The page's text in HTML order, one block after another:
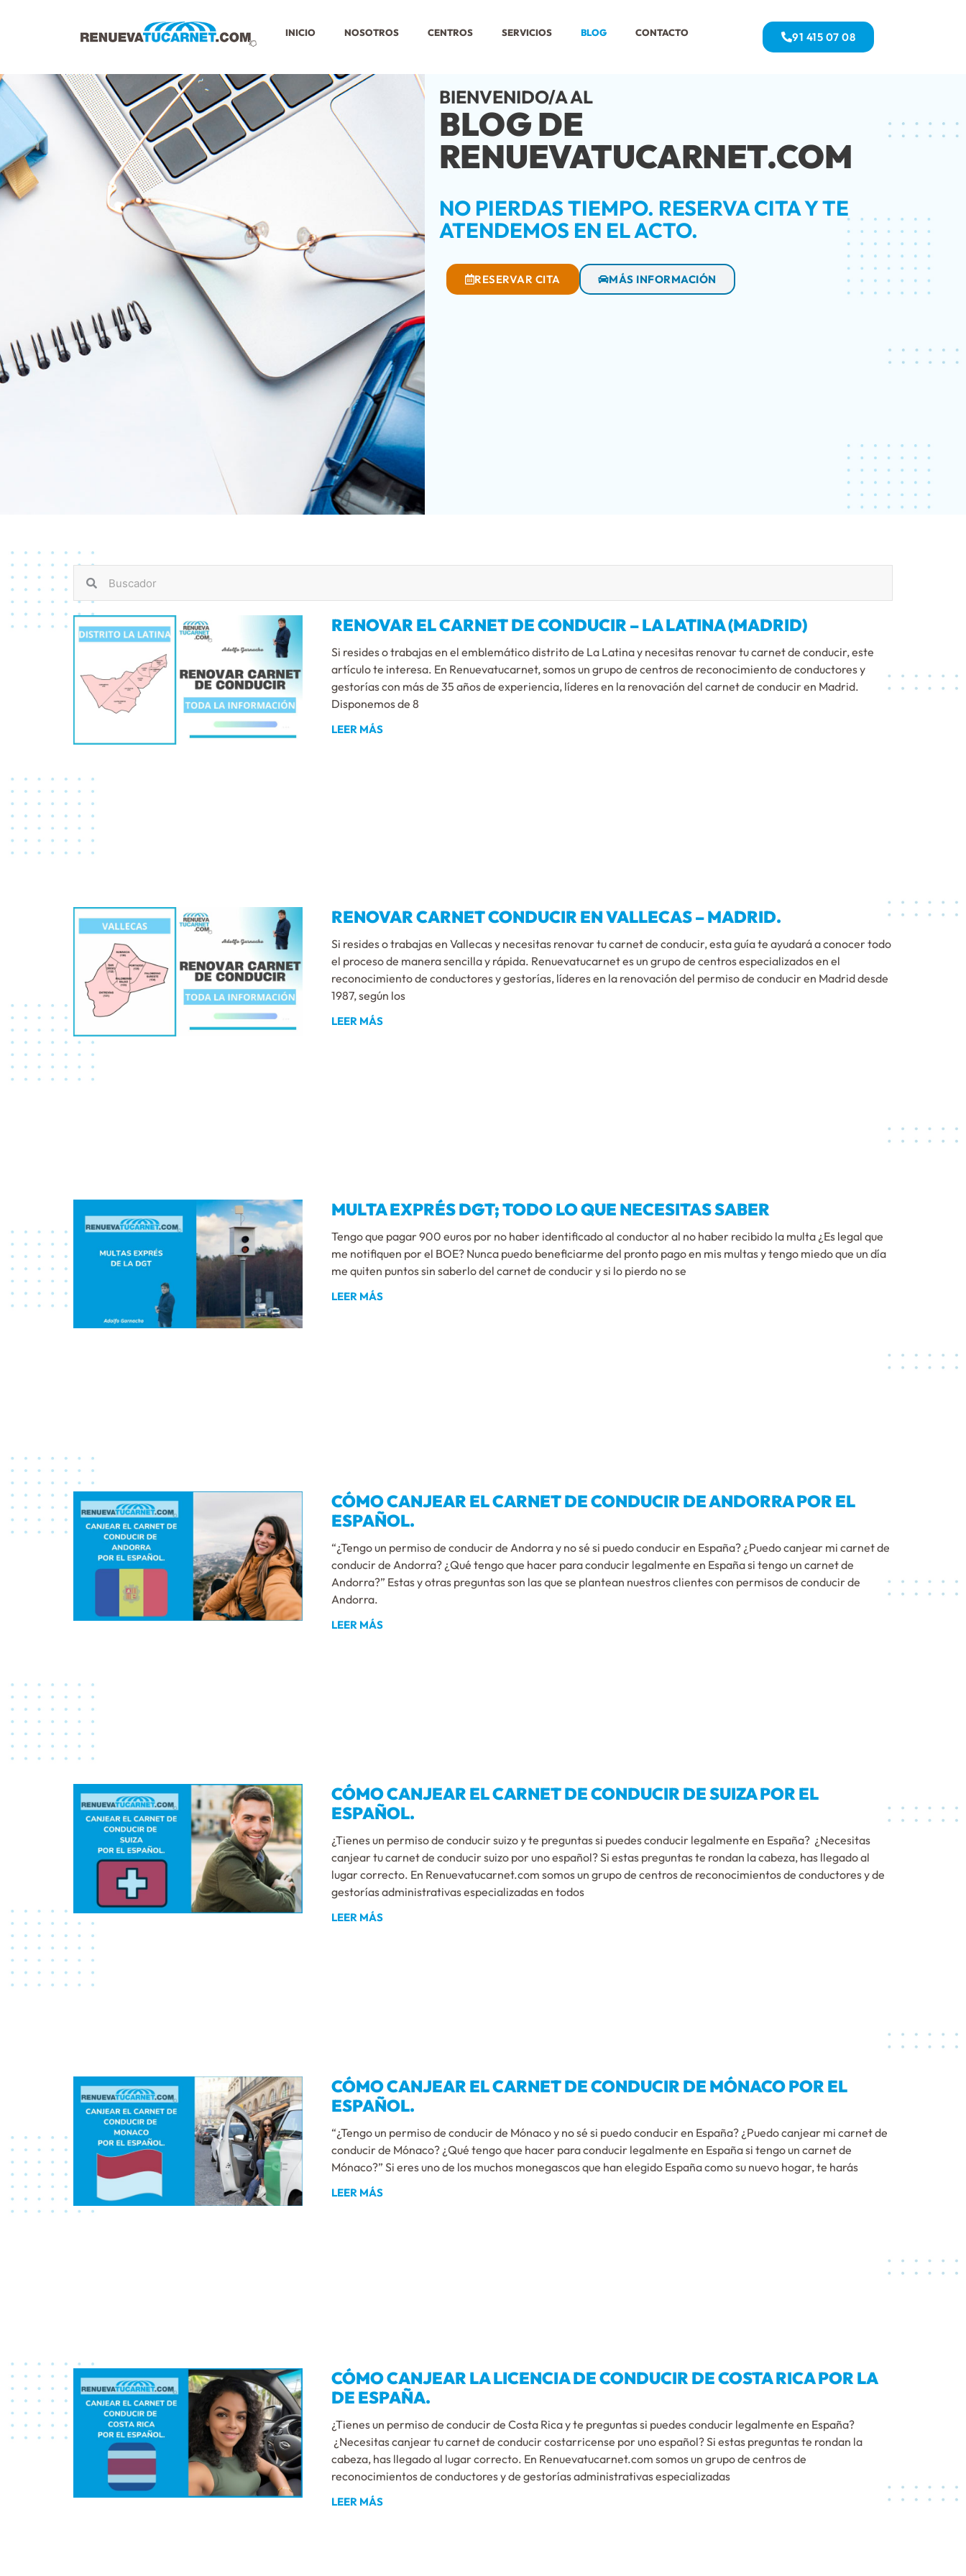
INICIO NOSOTROS CENTROS SERVICIOS BLOG CONTACTO 91 415 07 08
BIENVENIDO/A AL
BLOG DE
RENUEVATUCARNET.COM
NO PIERDAS TIEMPO. RESERVA CITA Y TE
ATENDEMOS EN EL ACTO.
RESERVAR CITA MÁS INFORMACIÓN
RENOVAR EL CARNET DE CONDUCIR – LA LATINA (MADRID)
Si resides o trabajas en el emblemático distrito de La Latina y necesitas renovar tu carnet de conducir, este
artículo te interesa. En Renuevatucarnet, somos un grupo de centros de reconocimiento de conductores y
gestorías con más de 35 años de experiencia, líderes en la renovación del carnet de conducir en Madrid.
Disponemos de 8
LEER MÁS
RENOVAR CARNET CONDUCIR EN VALLECAS – MADRID.
Si resides o trabajas en Vallecas y necesitas renovar tu carnet de conducir, esta guía te ayudará a conocer todo
el proceso de manera sencilla y rápida. Renuevatucarnet es un grupo de centros especializados en el
reconocimiento de conductores y gestorías, líderes en la renovación del permiso de conducir en Madrid desde
1987, según los
LEER MÁS
MULTA EXPRÉS DGT; TODO LO QUE NECESITAS SABER
Tengo que pagar 900 euros por no haber identificado al conductor al no haber recibido la multa ¿Es legal que
me notifiquen por el BOE? Nunca puedo beneficiarme del pronto pago en mis multas y tengo miedo que un día
me quiten puntos sin saberlo del carnet de conducir y si lo pierdo no se
LEER MÁS
CÓMO CANJEAR EL CARNET DE CONDUCIR DE ANDORRA POR EL
ESPAÑOL.
“¿Tengo un permiso de conducir de Andorra y no sé si puedo conducir en España? ¿Puedo canjear mi carnet de
conducir de Andorra? ¿Qué tengo que hacer para conducir legalmente en España si tengo un carnet de
Andorra?” Estas y otras preguntas son las que se plantean nuestros clientes con permisos de conducir de
Andorra.
LEER MÁS
CÓMO CANJEAR EL CARNET DE CONDUCIR DE SUIZA POR EL
ESPAÑOL.
¿Tienes un permiso de conducir suizo y te preguntas si puedes conducir legalmente en España? ¿Necesitas
canjear tu carnet de conducir suizo por uno español? Si estas preguntas te rondan la cabeza, has llegado al
lugar correcto. En Renuevatucarnet.com somos un grupo de centros de reconocimientos de conductores y de
gestorías administrativas especializadas en todos
LEER MÁS
CÓMO CANJEAR EL CARNET DE CONDUCIR DE MÓNACO POR EL
ESPAÑOL.
“¿Tengo un permiso de conducir de Mónaco y no sé si puedo conducir en España? ¿Puedo canjear mi carnet de
conducir de Mónaco? ¿Qué tengo que hacer para conducir legalmente en España si tengo un carnet de
Mónaco?” Si eres uno de los muchos monegascos que han elegido España como su nuevo hogar, te harás
LEER MÁS
CÓMO CANJEAR LA LICENCIA DE CONDUCIR DE COSTA RICA POR LA
DE ESPAÑA.
¿Tienes un permiso de conducir de Costa Rica y te preguntas si puedes conducir legalmente en España?
¿Necesitas canjear tu carnet de conducir costarricense por uno español? Si estas preguntas te rondan la
cabeza, has llegado al lugar correcto. En Renuevatucarnet.com somos un grupo de centros de
reconocimientos de conductores y de gestorías administrativas especializadas
LEER MÁS